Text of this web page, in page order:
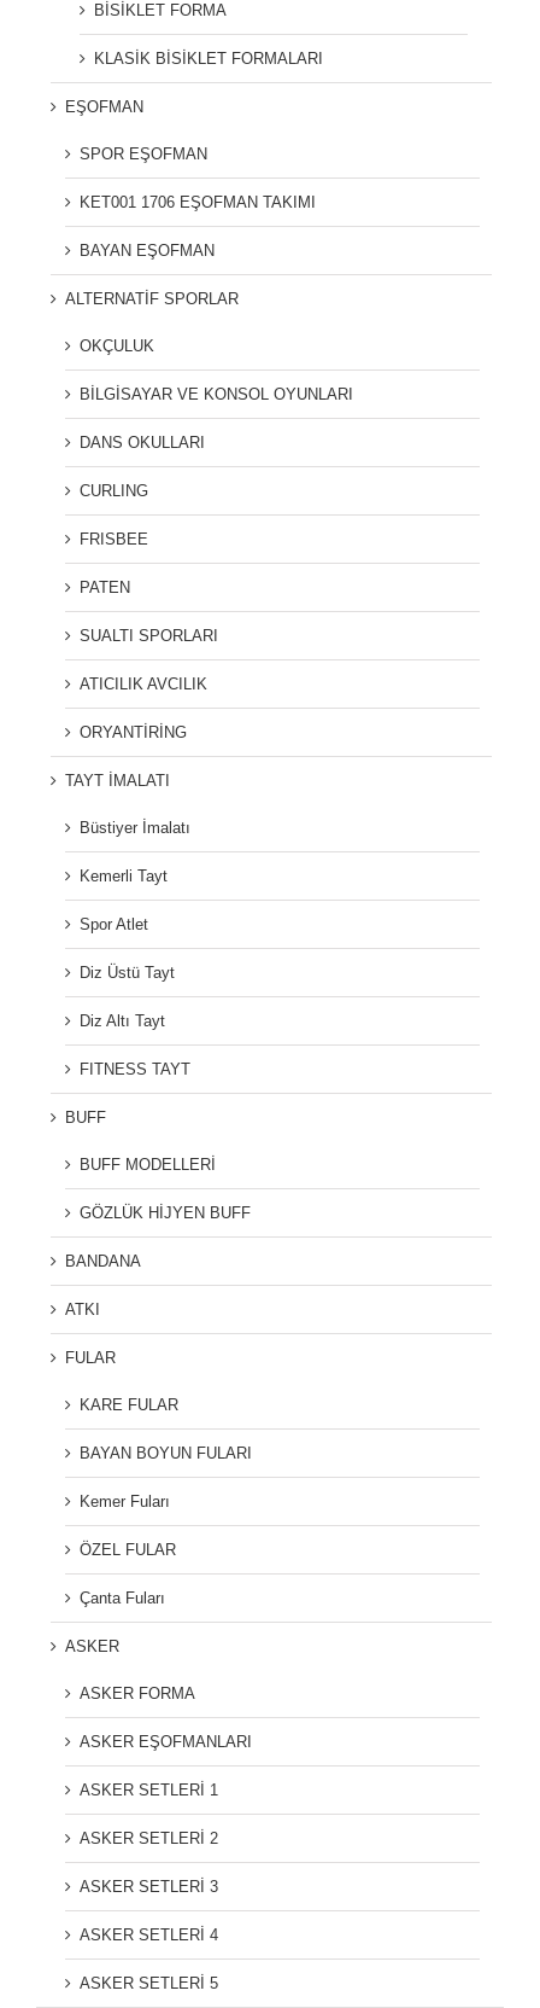
BİSİKLET FORMA
KLASİK BİSİKLET FORMALARI
EŞOFMAN
SPOR EŞOFMAN
KET001 1706 EŞOFMAN TAKIMI
BAYAN EŞOFMAN
ALTERNATİF SPORLAR
OKÇULUK
BİLGİSAYAR VE KONSOL OYUNLARI
DANS OKULLARI
CURLING
FRISBEE
PATEN
SUALTI SPORLARI
ATICILIK AVCILIK
ORYANTİRİNG
TAYT İMALATI
Büstiyer İmalatı
Kemerli Tayt
Spor Atlet
Diz Üstü Tayt
Diz Altı Tayt
FITNESS TAYT
BUFF
BUFF MODELLERİ
GÖZLÜK HİJYEN BUFF
BANDANA
ATKI
FULAR
KARE FULAR
BAYAN BOYUN FULARI
Kemer Fuları
ÖZEL FULAR
Çanta Fuları
ASKER
ASKER FORMA
ASKER EŞOFMANLARI
ASKER SETLERİ 1
ASKER SETLERİ 2
ASKER SETLERİ 3
ASKER SETLERİ 4
ASKER SETLERİ 5